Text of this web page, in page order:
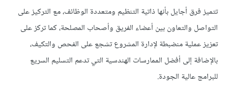
تتميز فرق أجايل بأنها ذاتية التنظيم ومتعددة الوظائف، مع التركيز على
التواصل والتعاون بين أعضاء الفريق وأصحاب المصلحة، كما تركز على
تعزيز عملية منضبطة لإدارة المشروع تشجع على الفحص والتكيف،
بالإضافة إلى أفضل الممارسات الهندسية التي تدعم التسليم السريع
للبرامج عالية الجودة.